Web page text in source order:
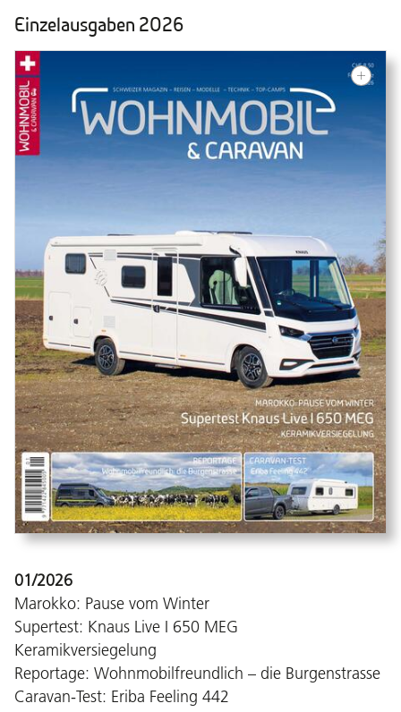
Einzelausgaben 2026
01/2026
Marokko: Pause vom Winter
Supertest: Knaus Live I 650 MEG
Keramikversiegelung
Reportage: Wohnmobilfreundlich – die Burgenstrasse
Caravan-Test: Eriba Feeling 442